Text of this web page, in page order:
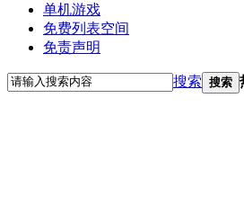
单机游戏
免费列表空间
免责声明
搜索 搜索